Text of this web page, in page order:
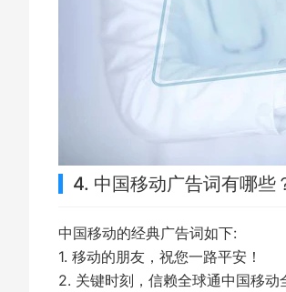
4. 中国移动广告词有哪些
中国移动的经典广告词如下:
1. 移动的朋友，祝您一路平安！
2. 关键时刻，信赖全球通中国移动